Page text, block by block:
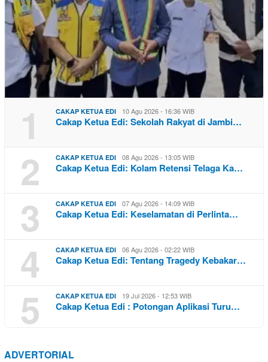
1 CAKAP KETUA EDI 10 Agu 2026 - 16:36 WIB
Cakap Ketua Edi: Sekolah Rakyat di Jambi…
2 CAKAP KETUA EDI 08 Agu 2026 - 13:05 WIB
Cakap Ketua Edi: Kolam Retensi Telaga Ka…
3 CAKAP KETUA EDI 07 Agu 2026 - 14:09 WIB
Cakap Ketua Edi: Keselamatan di Perlinta…
4 CAKAP KETUA EDI 06 Agu 2026 - 02:22 WIB
Cakap Ketua Edi: Tentang Tragedy Kebakar…
5 CAKAP KETUA EDI 19 Jul 2026 - 12:53 WIB
Cakap Ketua Edi : Potongan Aplikasi Turu…
ADVERTORIAL